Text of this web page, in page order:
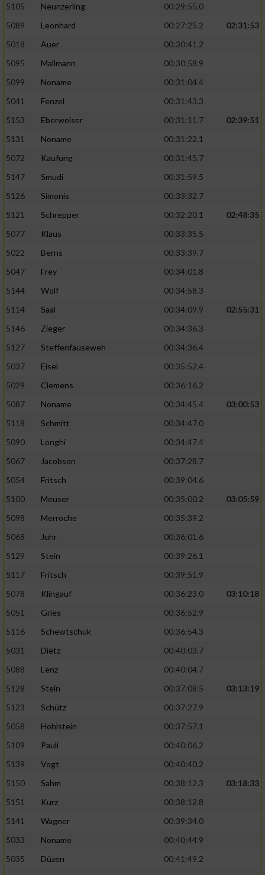
5105
Neunzerling
00:29:55.0
5089
Leonhard 00:27:25.2
02:31:53
5018
Auer
00:30:41.2
5095
Mallmann
00:30:58.9
5099
Noname
00:31:04.4
5041
Fenzel
00:31:43.3
5153
Eberweiser 00:31:11.7
02:39:51
5131
Noname
00:31:22.1
5072
Kaufung
00:31:45.7
5147
Smudi
00:31:59.5
5126
Simonis
00:33:32.7
5121
Schrepper 00:32:20.1
02:48:35
5077
Klaus
00:33:35.5
5022
Berns
00:33:39.7
5047
Frey
00:34:01.8
5144
Wolf
00:34:58.3
5114
Saal 00:34:09.9
02:55:31
5146
Zieger
00:34:36.3
5127
Steffenfauseweh
00:34:36.4
5037
Eisel
00:35:52.4
5029
Clemens
00:36:16.2
5087
Noname 00:34:45.4
03:00:53
5118
Schmitt
00:34:47.0
5090
Longhi
00:34:47.4
5067
Jacobson
00:37:28.7
5054
Fritsch
00:39:04.6
5100
Meuser 00:35:00.2
03:05:59
5098
Merroche
00:35:39.2
5068
Juhr
00:36:01.6
5129
Stein
00:39:26.1
5117
Fritsch
00:39:51.9
5078
Klingauf 00:36:23.0
03:10:18
5051
Gries
00:36:52.9
5116
Schewtschuk
00:36:54.3
5031
Dietz
00:40:03.7
5088
Lenz
00:40:04.7
5128
Stein 00:37:08.5
03:13:19
5123
Schütz
00:37:27.9
5058
Hohlstein
00:37:57.1
5109
Pauli
00:40:06.2
5139
Vogt
00:40:40.2
5150
Sahm 00:38:12.3
03:18:33
5151
Kurz
00:38:12.8
5141
Wagner
00:39:34.0
5033
Noname
00:40:44.9
5035
Düzen
00:41:49.2